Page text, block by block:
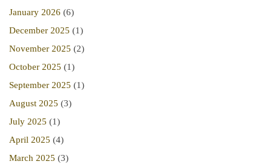
January 2026 (6)
December 2025 (1)
November 2025 (2)
October 2025 (1)
September 2025 (1)
August 2025 (3)
July 2025 (1)
April 2025 (4)
March 2025 (3)